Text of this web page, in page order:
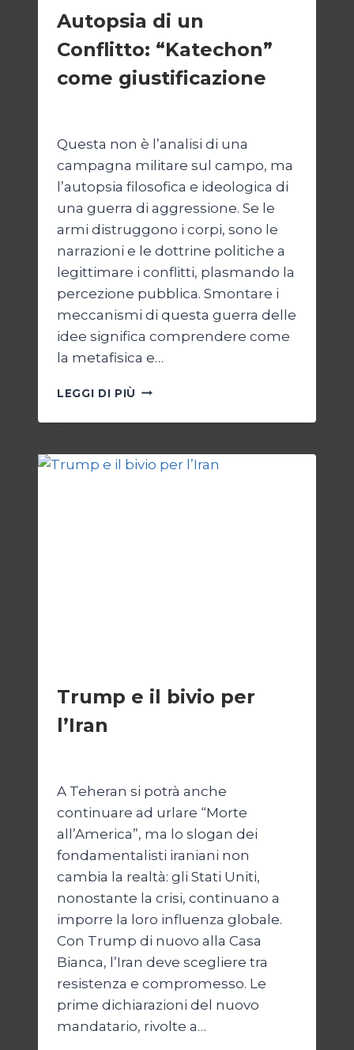
Autopsia di un
Conflitto: “Katechon”
come giustificazione
Questa non è l’analisi di una
campagna militare sul campo, ma
l’autopsia filosofica e ideologica di
una guerra di aggressione. Se le
armi distruggono i corpi, sono le
narrazioni e le dottrine politiche a
legittimare i conflitti, plasmando la
percezione pubblica. Smontare i
meccanismi di questa guerra delle
idee significa comprendere come
la metafisica e…
LEGGI DI PIÙ AUTOPSIA
UN
“KATECHON”
COME
Trump e il bivio per
l’Iran
A Teheran si potrà anche
continuare ad urlare “Morte
all’America”, ma lo slogan dei
fondamentalisti iraniani non
cambia la realtà: gli Stati Uniti,
nonostante la crisi, continuano a
imporre la loro influenza globale.
Con Trump di nuovo alla Casa
Bianca, l’Iran deve scegliere tra
resistenza e compromesso. Le
prime dichiarazioni del nuovo
mandatario, rivolte a…